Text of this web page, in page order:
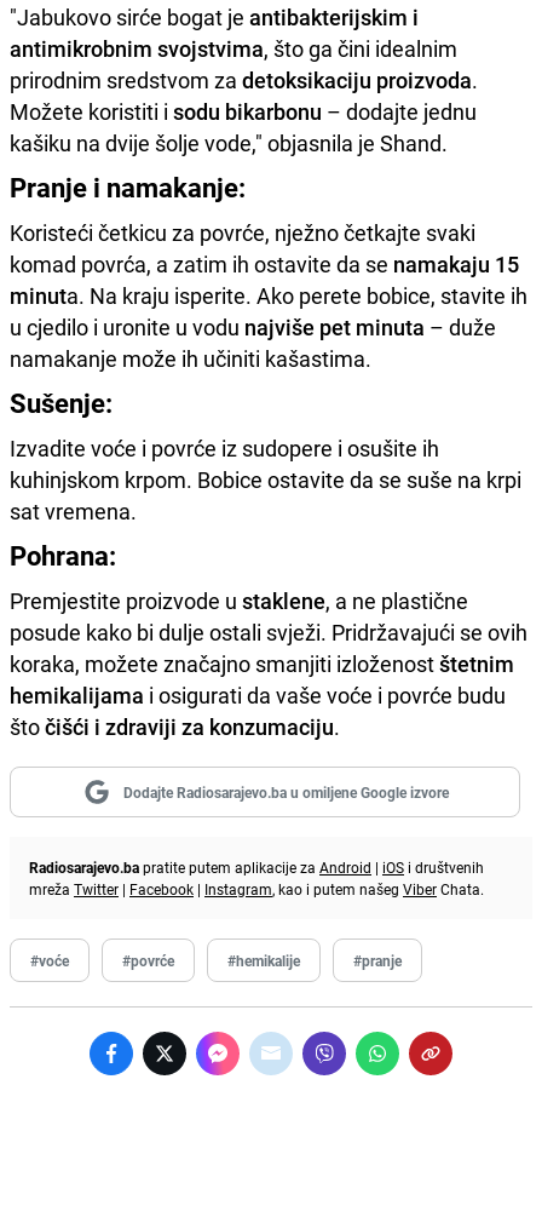
"Jabukovo sirće bogat je antibakterijskim i
antimikrobnim svojstvima, što ga čini idealnim
prirodnim sredstvom za detoksikaciju proizvoda.
Možete koristiti i sodu bikarbonu – dodajte jednu
kašiku na dvije šolje vode," objasnila je Shand.
Pranje i namakanje:
Koristeći četkicu za povrće, nježno četkajte svaki
komad povrća, a zatim ih ostavite da se namakaju 15
minuta. Na kraju isperite. Ako perete bobice, stavite ih
u cjedilo i uronite u vodu najviše pet minuta – duže
namakanje može ih učiniti kašastima.
Sušenje:
Izvadite voće i povrće iz sudopere i osušite ih
kuhinjskom krpom. Bobice ostavite da se suše na krpi
sat vremena.
Pohrana:
Premjestite proizvode u staklene, a ne plastične
posude kako bi dulje ostali svježi. Pridržavajući se ovih
koraka, možete značajno smanjiti izloženostštetnim
hemikalijama i osigurati da vaše voće i povrće budu
štočišći i zdraviji za konzumaciju.
Dodajte Radiosarajevo.ba u omiljene Google izvore
Radiosarajevo.bapratite putem aplikacije za Android | iOS i društvenih
mreža Twitter | Facebook | Instagram, kao i putem našeg ViberChata.
#voće #povrće #hemikalije #pranje